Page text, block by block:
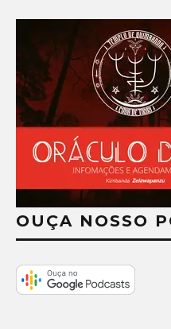
OUÇA NOSSO